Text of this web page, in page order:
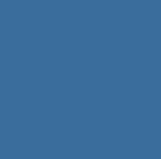
mit Euch
Preis-
freundlicher